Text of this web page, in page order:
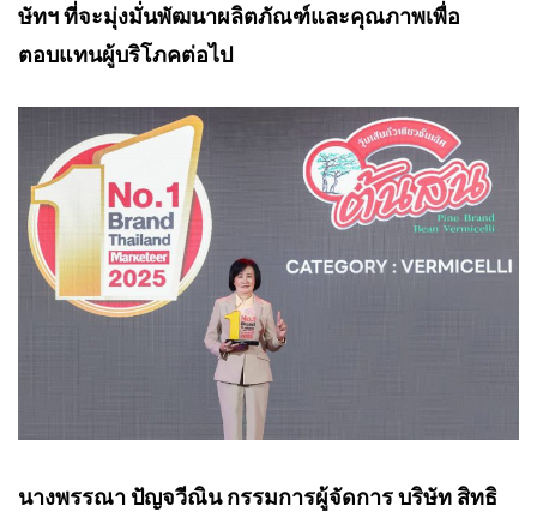
ษัทฯ ที่จะมุ่งมั่นพัฒนาผลิตภัณฑ์และคุณภาพเพื่อ
ตอบแทนผู้บริโภคต่อไป
นางพรรณา ปัญจวีณิน กรรมการผู้จัดการ บริษัท สิทธิ